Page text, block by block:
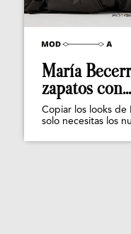
María
zapatos con...
Copiar los looks de
solo necesitas los